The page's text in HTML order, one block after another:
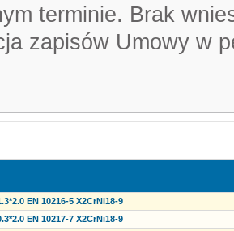
terminie. Brak
zapisów Umowy w
EN 10216-5 X2CrNi18-9
EN 10217-7 X2CrNi18-9